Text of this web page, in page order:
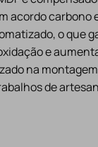
acordo carbono
o que
e
na
de